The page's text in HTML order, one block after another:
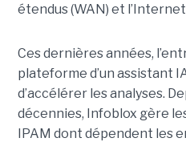
étendus (WAN) et
Ces dernières années,
plateforme d’un assistant
d’accélérer les analyses.
décennies, Infoblox gère
IPAM dont dépendent les